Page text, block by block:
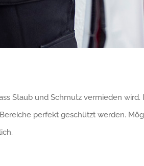
Staub und Schmutz vermieden wird.
perfekt geschützt werden.